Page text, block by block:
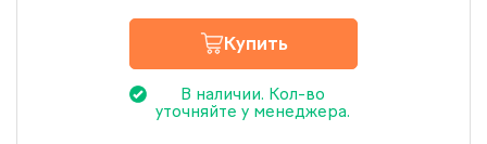
Купить
В наличии. Кол-во
уточняйте у менеджера.